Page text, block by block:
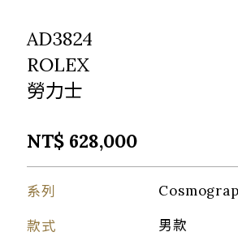
AD3824
ROLEX
勞力士
NT$ 628,000
系列
款式 男款